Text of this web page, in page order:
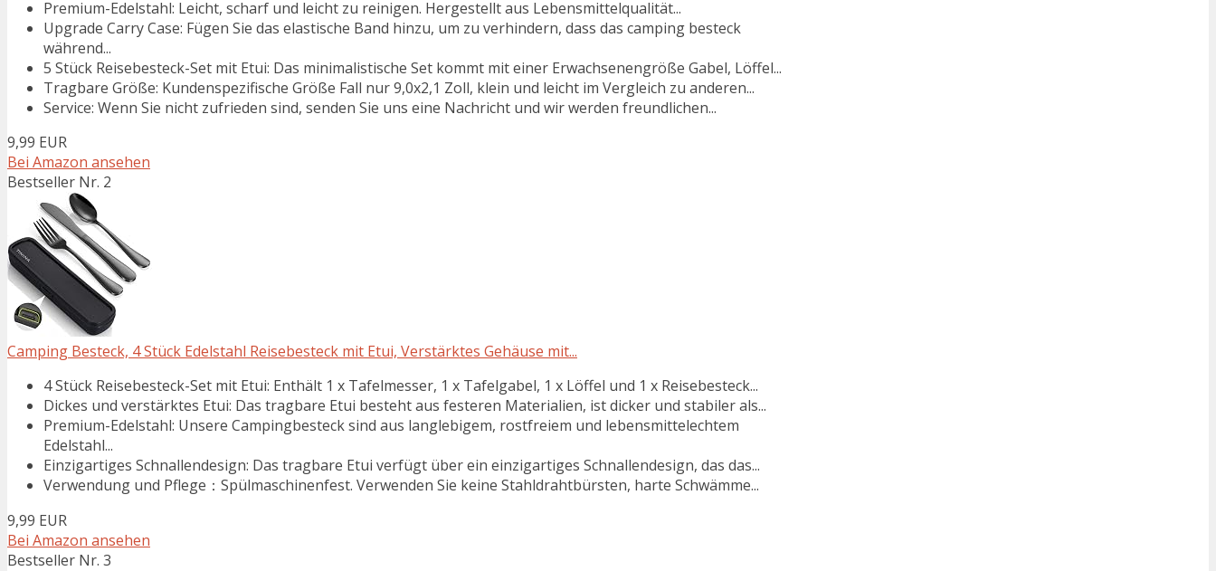
Premium-Edelstahl: Leicht, scharf und leicht zu reinigen. Hergestellt aus Lebensmittelqualität...
Upgrade Carry Case: Fügen Sie das elastische Band hinzu, um zu verhindern, dass das camping besteck
während...
5 Stück Reisebesteck-Set mit Etui: Das minimalistische Set kommt mit einer Erwachsenengröße Gabel, Löffel...
Tragbare Größe: Kundenspezifische Größe Fall nur 9,0x2,1 Zoll, klein und leicht im Vergleich zu anderen...
Service: Wenn Sie nicht zufrieden sind, senden Sie uns eine Nachricht und wir werden freundlichen...
9,99 EUR
Bei Amazon ansehen
Bestseller Nr. 2
Camping Besteck, 4 Stück Edelstahl Reisebesteck mit Etui, Verstärktes Gehäuse mit...
4 Stück Reisebesteck-Set mit Etui: Enthält 1 x Tafelmesser, 1 x Tafelgabel, 1 x Löffel und 1 x Reisebesteck...
Dickes und verstärktes Etui: Das tragbare Etui besteht aus festeren Materialien, ist dicker und stabiler als...
Premium-Edelstahl: Unsere Campingbesteck sind aus langlebigem, rostfreiem und lebensmittelechtem
Edelstahl...
Einzigartiges Schnallendesign: Das tragbare Etui verfügt über ein einzigartiges Schnallendesign, das das...
Verwendung und Pflege：Spülmaschinenfest. Verwenden Sie keine Stahldrahtbürsten, harte Schwämme...
9,99 EUR
Bei Amazon ansehen
Bestseller Nr. 3